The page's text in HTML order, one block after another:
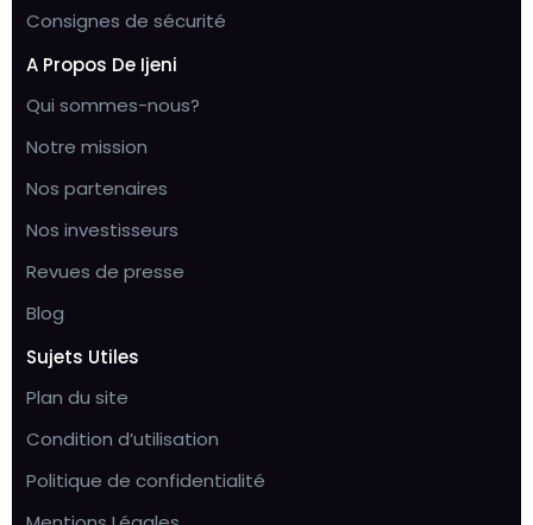
Consignes de sécurité
A Propos De Ijeni
Qui sommes-nous?
Notre mission
Nos partenaires
Nos investisseurs
Revues de presse
Blog
Sujets Utiles
Plan du site
Condition d’utilisation
Politique de confidentialité